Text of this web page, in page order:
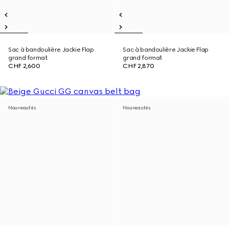
Sac à bandoulière Jackie Flap
grand format
CHF 2,600
Sac à bandoulière Jackie Flap
grand format
CHF 2,870
Nouveautés Nouveautés